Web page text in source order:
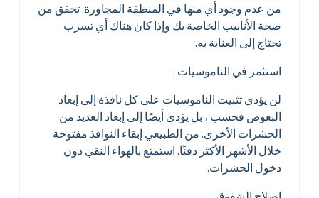
من عدم وجود أي منها في المنطقة المجاورة. تحقق من
صحة الأنابيب الخاصة بك وإذا كان هناك أي تسرب
تحتاج إلى العناية به.
استثمر في الناموسيات .
لن يؤدي تثبيت الناموسيات على كل نافذة إلى إبعاد
البعوض فحسب ، بل يؤدي أيضًا إلى إبعاد العديد من
الحشرات الأخرى. من الطبيعي إبقاء النوافذ مفتوحة
خلال الأشهر الأكثر دفئًا. استمتع بالهواء النقي دون
دخول الحشرات.